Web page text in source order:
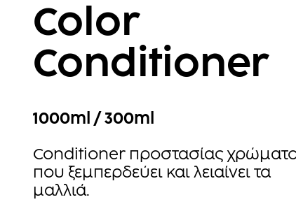
Color
Conditioner
1000ml / 300ml
Conditioner προστασίας
που ξεμπερδεύει και λειαίνει τα
μαλλιά.